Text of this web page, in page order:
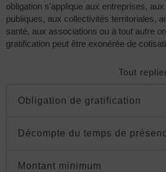
obligation s'applique aux entreprises,
publiques, aux collectivités territoriales,
santé, aux associations ou à tout autre
gratification peut être exonérée de
Tout
Obligation de gratification
Décompte du temps de
Montant minimum